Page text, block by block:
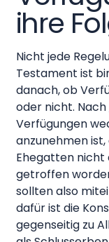
ihre
Nicht jede
Testament ist
danach, ob
oder nicht. Nach
Verfügungen
anzunehmen
Ehegatten nicht
getroffen
sollten also
dafür ist die
gegenseitig zu